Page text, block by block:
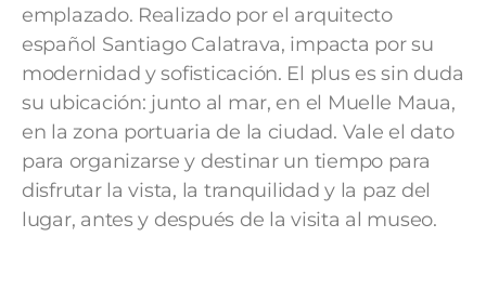
emplazado. Realizado por el arquitecto
español Santiago Calatrava, impacta por su
modernidad y sofisticación. El plus es sin duda
su ubicación: junto al mar, en el Muelle Maua,
en la zona portuaria de la ciudad. Vale el dato
para organizarse y destinar un tiempo para
disfrutar la vista, la tranquilidad y la paz del
lugar, antes y después de la visita al museo.